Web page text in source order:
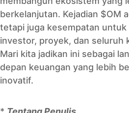
berkelanjutan. Kejadian $OM
tetapi juga kesempatan
investor, proyek, dan seluruh
Mari kita jadikan ini sebagai
depan keuangan yang lebih
inovatif.